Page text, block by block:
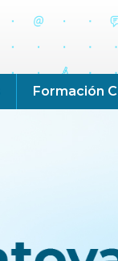
Formación